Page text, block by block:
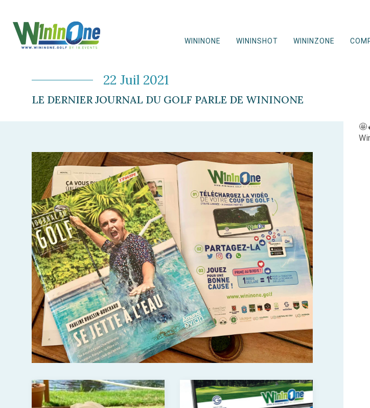
WININONE WININSHOT WININZONE
22 Juil 2021
LE DERNIER JOURNAL DU GOLF PARLE DE WININONE